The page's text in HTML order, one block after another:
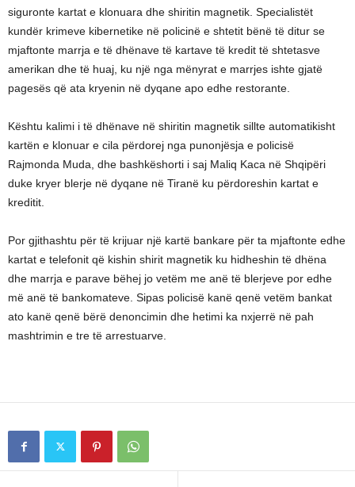
siguronte kartat e klonuara dhe shiritin magnetik. Specialistët
kundër krimeve kibernetike në policinë e shtetit bënë të ditur se
mjaftonte marrja e të dhënave të kartave të kredit të shtetasve
amerikan dhe të huaj, ku një nga mënyrat e marrjes ishte gjatë
pagesës që ata kryenin në dyqane apo edhe restorante.
Kështu kalimi i të dhënave në shiritin magnetik sillte automatikisht
kartën e klonuar e cila përdorej nga punonjësja e policisë
Rajmonda Muda, dhe bashkëshorti i saj Maliq Kaca në Shqipëri
duke kryer blerje në dyqane në Tiranë ku përdoreshin kartat e
kreditit.
Por gjithashtu për të krijuar një kartë bankare për ta mjaftonte edhe
kartat e telefonit që kishin shirit magnetik ku hidheshin të dhëna
dhe marrja e parave bëhej jo vetëm me anë të blerjeve por edhe
më anë të bankomateve. Sipas policisë kanë qenë vetëm bankat
ato kanë qenë bërë denoncimin dhe hetimi ka nxjerrë në pah
mashtrimin e tre të arrestuarve.